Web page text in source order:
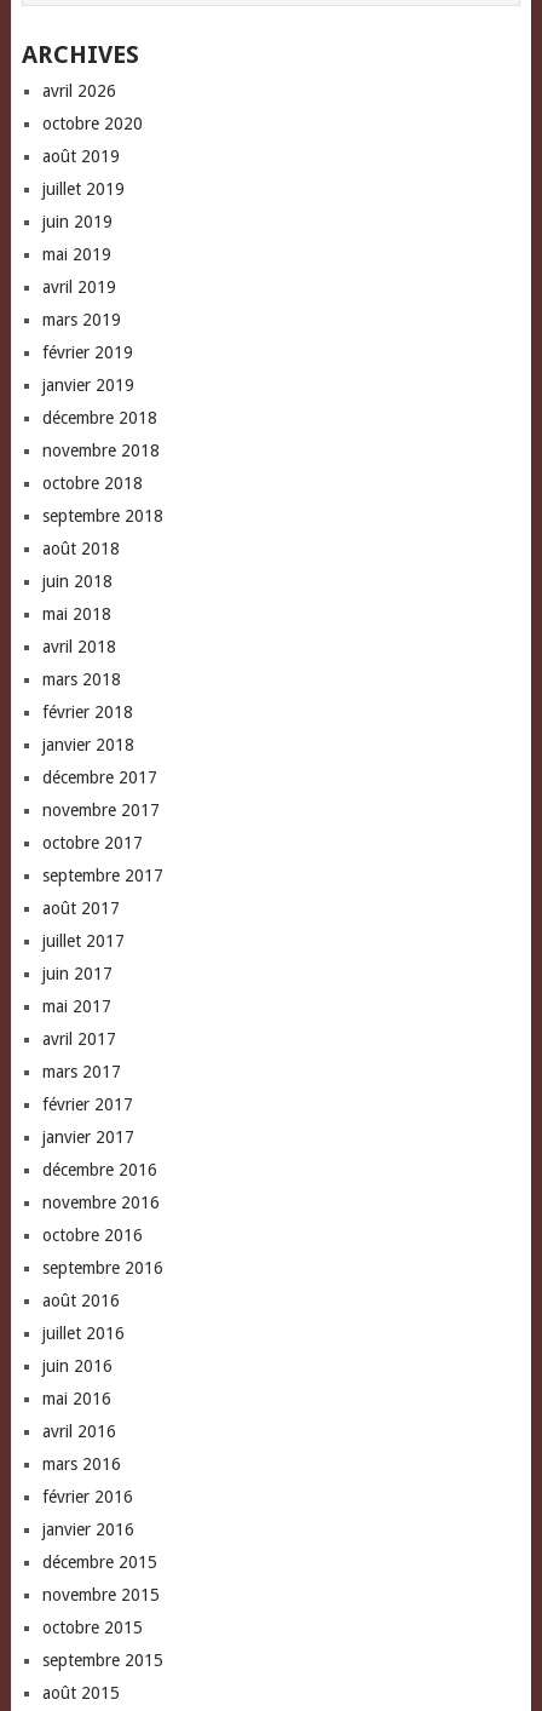
ARCHIVES
avril 2026
octobre 2020
août 2019
juillet 2019
juin 2019
mai 2019
avril 2019
mars 2019
février 2019
janvier 2019
décembre 2018
novembre 2018
octobre 2018
septembre 2018
août 2018
juin 2018
mai 2018
avril 2018
mars 2018
février 2018
janvier 2018
décembre 2017
novembre 2017
octobre 2017
septembre 2017
août 2017
juillet 2017
juin 2017
mai 2017
avril 2017
mars 2017
février 2017
janvier 2017
décembre 2016
novembre 2016
octobre 2016
septembre 2016
août 2016
juillet 2016
juin 2016
mai 2016
avril 2016
mars 2016
février 2016
janvier 2016
décembre 2015
novembre 2015
octobre 2015
septembre 2015
août 2015